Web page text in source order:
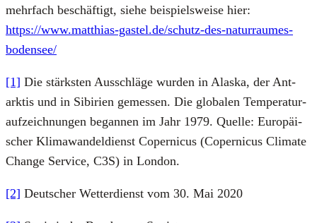
mehr­fach beschäf­tigt, sie­he bei­spiels­wei­se hier:
https://www.matthias-gastel.de/schutz-des-naturraumes-
bodensee/
[1] Die stärks­ten Aus­schlä­ge wur­den in Alas­ka, der Ant­
ark­tis und in Sibi­ri­en gemes­sen. Die glo­ba­len Tem­pe­ra­tur­
auf­zeich­nun­gen began­nen im Jahr 1979. Quel­le: Euro­päi­
scher Kli­ma­wan­del­dienst Coper­ni­cus (Coper­ni­cus Cli­ma­te
Chan­ge Ser­vice, C3S) in Lon­don.
[2] Deut­scher Wet­ter­dienst vom 30. Mai 2020